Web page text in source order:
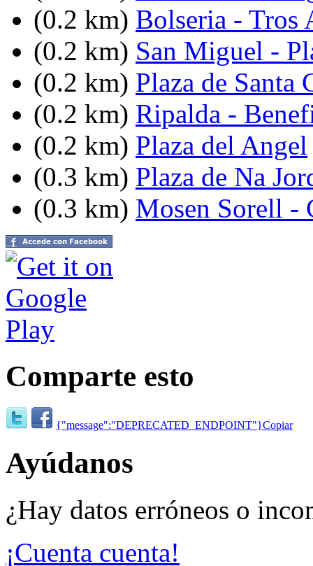
(0.2 km) Bolseria - Tros
(0.2 km) San Miguel -
(0.2 km) Plaza de Santa
(0.2 km) Ripalda -
(0.2 km) Plaza del Angel
(0.3 km) Plaza de Na
(0.3 km) Mosen Sorell -
Comparte esto
{"message":"DEPRECATED_ENDPOINT"}Copiar
Ayúdanos
¿Hay datos erróneos o
¡Cuenta cuenta!